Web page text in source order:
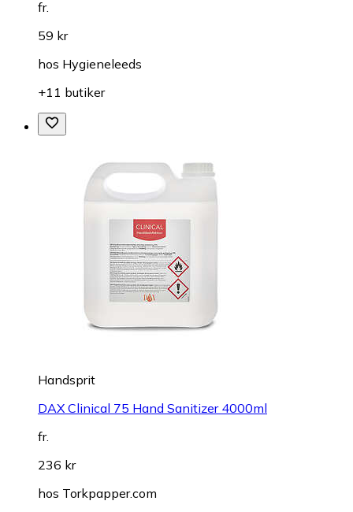
fr.
59 kr
hos Hygieneleeds
+11 butiker
Handsprit
DAX Clinical 75 Hand Sanitizer 4000ml
fr.
236 kr
hos Torkpapper.com